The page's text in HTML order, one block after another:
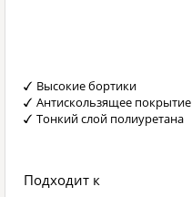
Высокие бортики
Антискользящее покрытие
Тонкий слой полиуретана
Подходит к